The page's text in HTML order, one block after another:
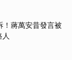
！蔣萬安昔發言被